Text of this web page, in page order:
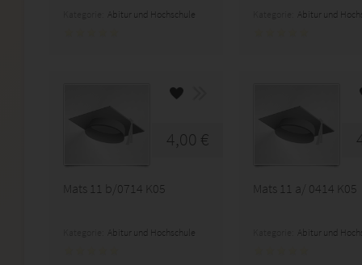
Abitur und Hochschule Abitur und
4,00 €
Mats 11 b/0714 K05
Abitur und Hochschule
Mats 11 a/ 0414 K05
Abitur und